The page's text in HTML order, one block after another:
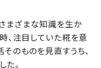
まざまな知識を生か
、注目していた糀を意
のものを見直すうち、
。